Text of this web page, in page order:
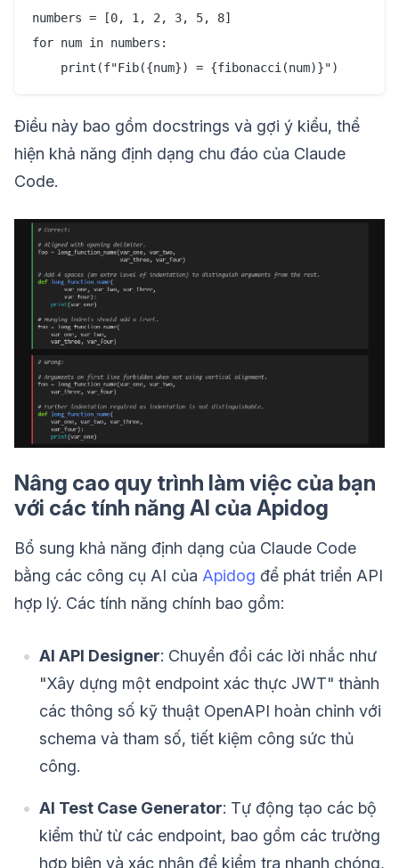
numbers = [0, 1, 2, 3, 5, 8]
for num in numbers:
Điều này bao gồm docstrings và gợi ý kiểu, thể
hiện khả năng định dạng chu đáo của Claude
Code.
Nâng cao quy trình làm việc của bạn
với các tính năng AI của Apidog
Bổ sung khả năng định dạng của Claude Code
bằng các công cụ AI của Apidog để phát triển API
hợp lý. Các tính năng chính bao gồm:
AI API Designer: Chuyển đổi các lời nhắc như
"Xây dựng một endpoint xác thực JWT" thành
các thông số kỹ thuật OpenAPI hoàn chỉnh với
schema và tham số, tiết kiệm công sức thủ
công.
AI Test Case Generator: Tự động tạo các bộ
kiểm thử từ các endpoint, bao gồm các trường
hợp biên và xác nhận để kiểm tra nhanh chóng,